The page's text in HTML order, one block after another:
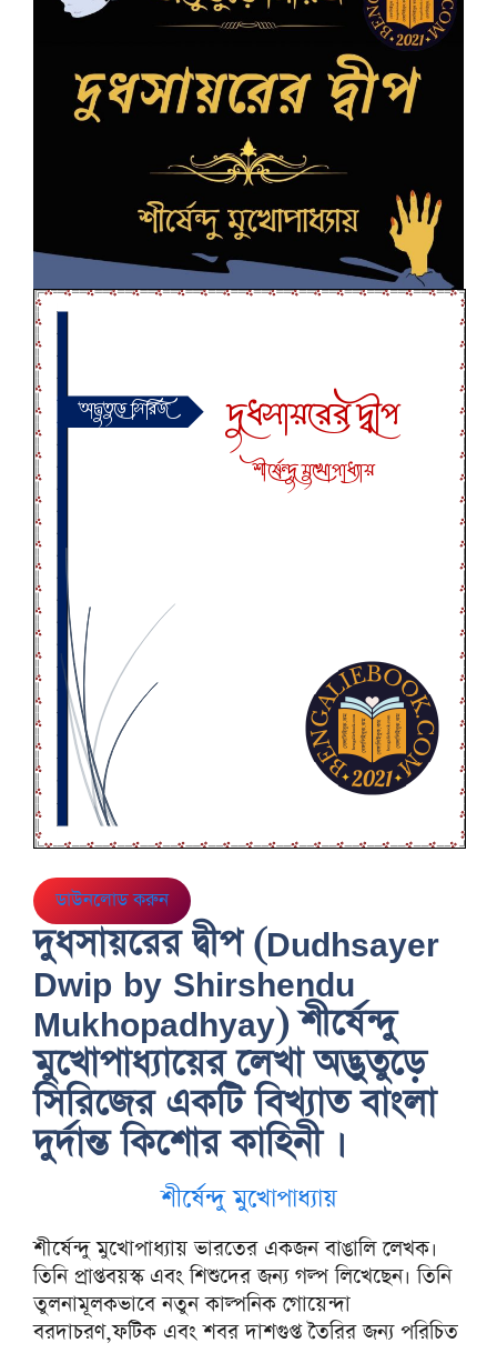
ডাউনলোড করুন
দুধসায়রের দ্বীপ (Dudhsayer
Dwip by Shirshendu
Mukhopadhyay) শীর্ষেন্দু
মুখোপাধ্যায়ের লেখা অদ্ভুতুড়ে
সিরিজের একটি বিখ্যাত বাংলা
দুর্দান্ত কিশোর কাহিনী ।
শীর্ষেন্দু মুখোপাধ্যায়
শীর্ষেন্দু মুখোপাধ্যায় ভারতের একজন বাঙালি লেখক।
তিনি প্রাপ্তবয়স্ক এবং শিশুদের জন্য গল্প লিখেছেন। তিনি
তুলনামূলকভাবে নতুন কাল্পনিক গোয়েন্দা
বরদাচরণ,ফটিক এবং শবর দাশগুপ্ত তৈরির জন্য পরিচিত